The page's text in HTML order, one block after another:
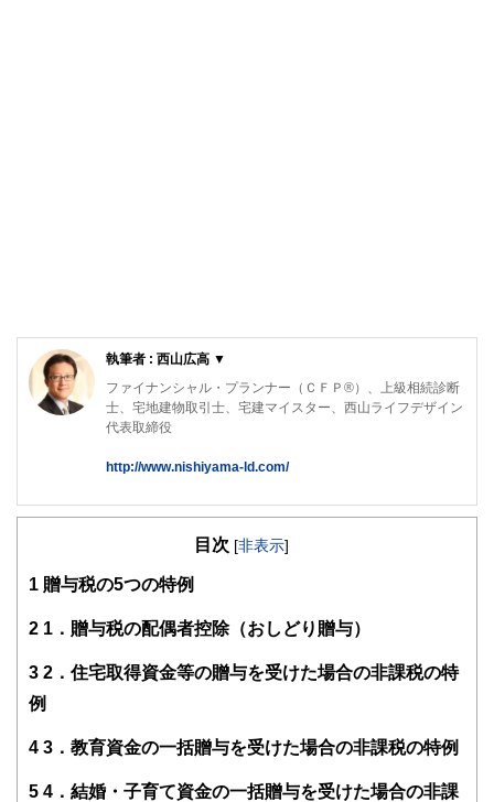
執筆者 : 西山広高 ▼
ファイナンシャル・プランナー（ＣＦＰ®）、上級相続診断
士、宅地建物取引士、宅建マイスター、西山ライフデザイン
代表取締役
http://www.nishiyama-ld.com/
「円満な相続のための対策」「家計の見直し」「資産形成・
社での勤務経験を活かし、「マイホーム取得などの不動産仲
バイスを行っている。
西山ライフデザイン株式会社 HP
http://www.nishiyama-ld.com/
目次 [非表示]
1 贈与税の5つの特例
2 1．贈与税の配偶者控除（おしどり贈与）
3 2．住宅取得資金等の贈与を受けた場合の非課税の特
例
4 3．教育資金の一括贈与を受けた場合の非課税の特例
5 4．結婚・子育て資金の一括贈与を受けた場合の非課